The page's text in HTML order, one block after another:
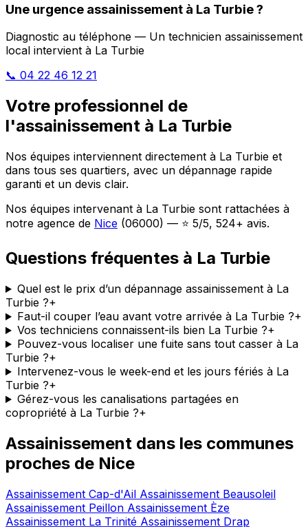
Une urgence assainissement à La Turbie ?
Diagnostic au téléphone — Un technicien assainissement
local intervient à La Turbie
📞 04 22 46 12 21
Votre professionnel de
l'assainissement à La Turbie
Nos équipes interviennent directement à La Turbie et
dans tous ses quartiers, avec un dépannage rapide
garanti et un devis clair.
Nos équipes intervenant à La Turbie sont rattachées à
notre agence de Nice (06000) — ⭐ 5/5, 524+ avis.
Questions fréquentes à La Turbie
Quel est le prix d’un dépannage assainissement à La
Turbie ?+
Faut-il couper l’eau avant votre arrivée à La Turbie ?+
Vos techniciens connaissent-ils bien La Turbie ?+
Pouvez-vous localiser une fuite sans tout casser à La
Turbie ?+
Intervenez-vous le week-end et les jours fériés à La
Turbie ?+
Gérez-vous les canalisations partagées en
copropriété à La Turbie ?+
Assainissement dans les communes
proches de Nice
Assainissement Cap-d'Ail Assainissement Beausoleil
Assainissement Peillon Assainissement Èze
Assainissement La Trinité Assainissement Drap